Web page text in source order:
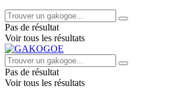
Pas de résultat
Voir tous les résultats
Pas de résultat
Voir tous les résultats